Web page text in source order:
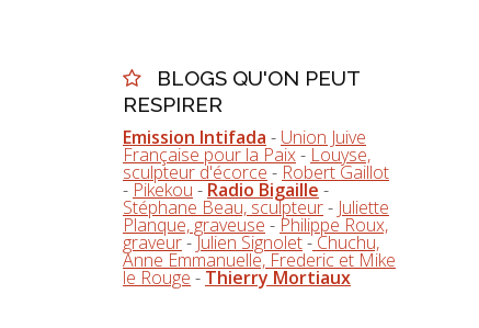
BLOGS QU'ON PEUT
RESPIRER
Emission Intifada - Union Juive
Française pour la Paix- Louyse,
sculpteur d'écorce - Robert Gaillot
- Pikekou - Radio Bigaille -
Stéphane Beau, sculpteur- Juliette
Planque, graveuse - Philippe Roux,
graveur-Julien Signolet- Chuchu,
Anne Emmanuelle, Frederic et Mike
le Rouge - Thierry Mortiaux